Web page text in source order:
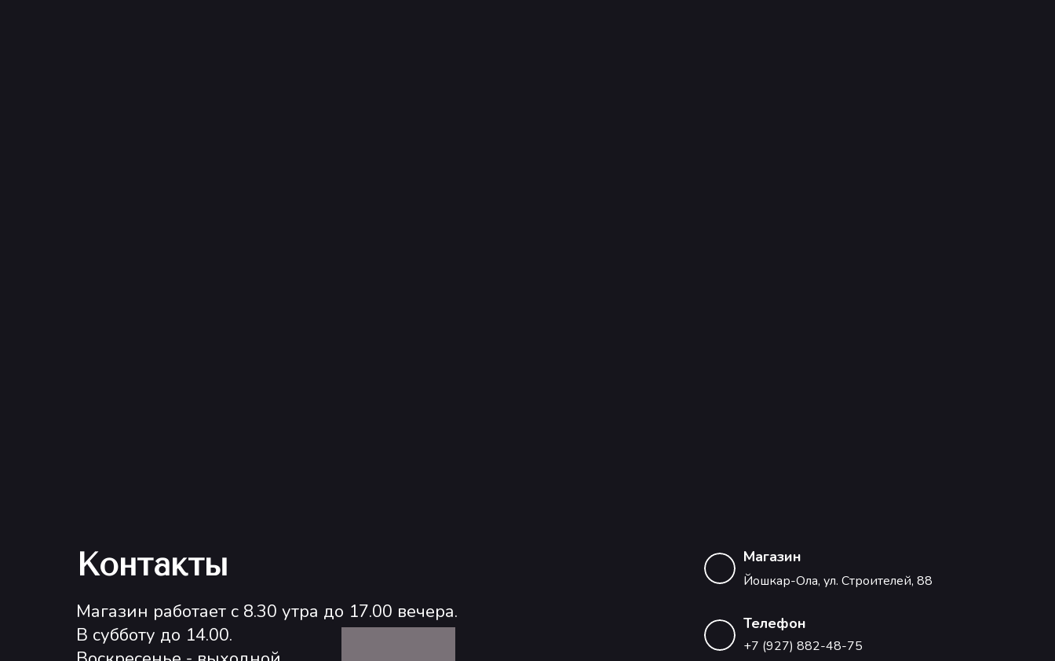
Контакты
Магазин работает с 8.30 утра до 17.00 вечера.
В субботу до 14.00.
Магазин
Йошкар-Ола, ул. Строителей, 88
Телефон
+7 (927) 882-48-75